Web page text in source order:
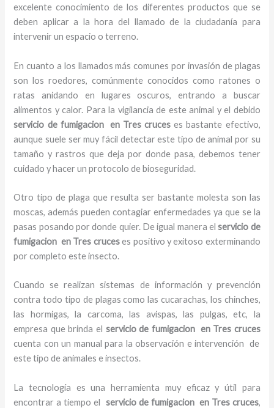
excelente conocimiento de los diferentes productos que se
deben aplicar a la hora del llamado de la ciudadanía para
intervenir un espacio o terreno.
En cuanto a los llamados más comunes por invasión de plagas
son los roedores, comúnmente conocidos como ratones o
ratas anidando en lugares oscuros, entrando a buscar
alimentos y calor. Para la vigilancia de este animal y el debido
servicio de fumigacion en Tres cruceses bastante efectivo,
aunque suele ser muy fácil detectar este tipo de animal por su
tamaño y rastros que deja por donde pasa, debemos tener
cuidado y hacer un protocolo de bioseguridad.
Otro tipo de plaga que resulta ser bastante molesta son las
moscas, además pueden contagiar enfermedades ya que se la
pasas posando por donde quier. De igual manera elservicio de
fumigacion en Tres cruceses positivo y exitoso exterminando
por completo este insecto.
Cuando se realizan sistemas de información y prevención
contra todo tipo de plagas como las cucarachas, los chinches,
las hormigas, la carcoma, las avispas, las pulgas, etc, la
empresa que brinda el servicio de fumigacion en Tres cruces
cuenta con un manual para la observación e intervención de
este tipo de animales e insectos.
La tecnología es una herramienta muy eficaz y útil para
encontrar a tiempo el servicio de fumigacion en Tres cruces,